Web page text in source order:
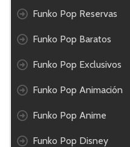
Funko Pop Reservas
Funko Pop Baratos
Funko Pop Exclusivos
Funko Pop Animación
Funko Pop Anime
Funko Pop Disney